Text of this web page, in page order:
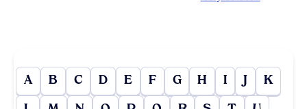
A B C D E F G H I J K